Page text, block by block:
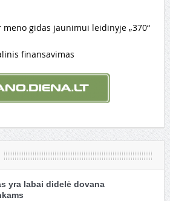
meno gidas jaunimui leidinyje „370“
finansavimas
yra labai didelė dovana